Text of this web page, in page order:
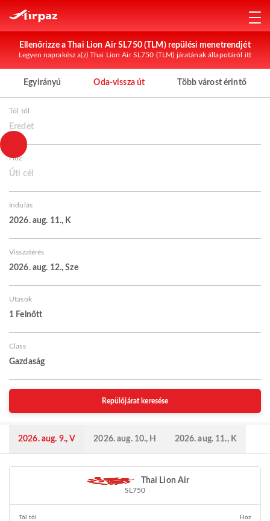
Ellenőrizze a Thai Lion Air SL750 (TLM) repülési menetrendjét
Legyen naprakész a(z) Thai Lion Air SL750 (TLM) járatának állapotáról itt
Egyirányú Oda-vissza út Több várost érintő
Tól től
Eredet
Hoz
Úti cél
Indulás
2026. aug. 11., K
Visszatérés
2026. aug. 12., Sze
Utasok
1 Felnőtt
Class
Gazdaság
Repülőjárat keresése
2026. aug. 9., V 2026. aug. 10., H 2026. aug. 11., K
Thai Lion Air
SL750
Tól től
Hoz